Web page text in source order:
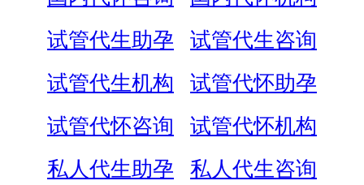
试管代生助孕
试管代生咨询
试管代生机构
试管代怀助孕
试管代怀咨询
试管代怀机构
私人代生助孕
私人代生咨询